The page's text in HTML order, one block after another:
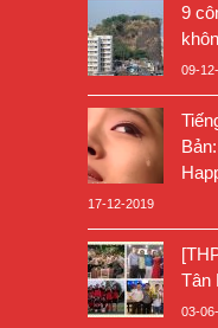
9
09-
17-12-2019
Tân
03-